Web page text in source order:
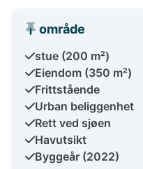
område
stue (200 m²)
Eiendom (350 m²)
Frittstående
Urban beliggenhet
Rett ved sjøen
Havutsikt
Byggeår (2022)